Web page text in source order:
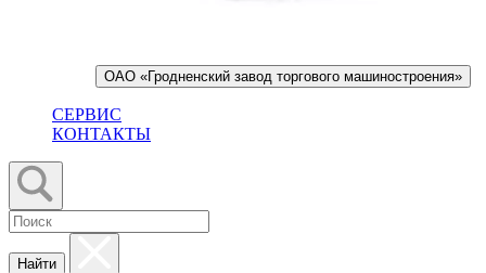
ОАО «Гродненский завод торгового машиностроения»
СЕРВИС
КОНТАКТЫ
Найти